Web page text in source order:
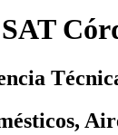
SAT